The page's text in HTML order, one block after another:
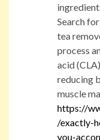
Search
tea
process
acid
reducing
muscle
https://
/exactly-
you-